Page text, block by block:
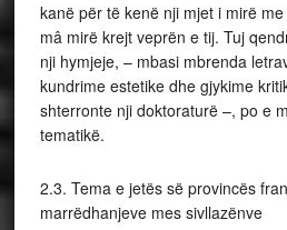
kanë për të kenë nji mjet i mirë
mâ mirë krejt veprën e tij. Tuj
nji hymjeje, – mbasi mbrenda
kundrime estetike dhe gjykime
shterronte nji doktoraturë –, po e
tematikë.
2.3. Tema e jetës së provincës
marrëdhanjeve mes sivllazënve